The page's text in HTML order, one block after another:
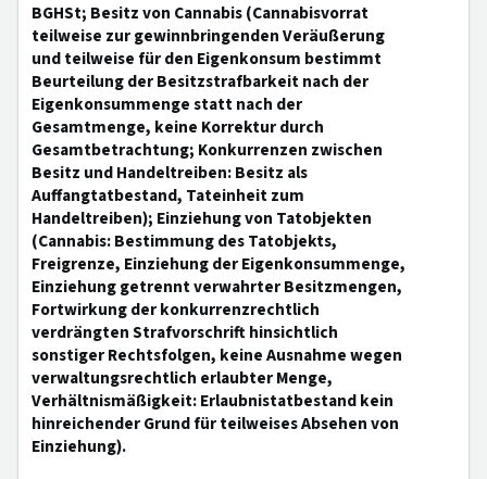
BGHSt; Besitz von Cannabis (Cannabisvorrat
teilweise zur gewinnbringenden Veräußerung
und teilweise für den Eigenkonsum bestimmt
Beurteilung der Besitzstrafbarkeit nach der
Eigenkonsummenge statt nach der
Gesamtmenge, keine Korrektur durch
Gesamtbetrachtung; Konkurrenzen zwischen
Besitz und Handeltreiben: Besitz als
Auffangtatbestand, Tateinheit zum
Handeltreiben); Einziehung von Tatobjekten
(Cannabis: Bestimmung des Tatobjekts,
Freigrenze, Einziehung der Eigenkonsummenge,
Einziehung getrennt verwahrter Besitzmengen,
Fortwirkung der konkurrenzrechtlich
verdrängten Strafvorschrift hinsichtlich
sonstiger Rechtsfolgen, keine Ausnahme wegen
verwaltungsrechtlich erlaubter Menge,
Verhältnismäßigkeit: Erlaubnistatbestand kein
hinreichender Grund für teilweises Absehen von
Einziehung).